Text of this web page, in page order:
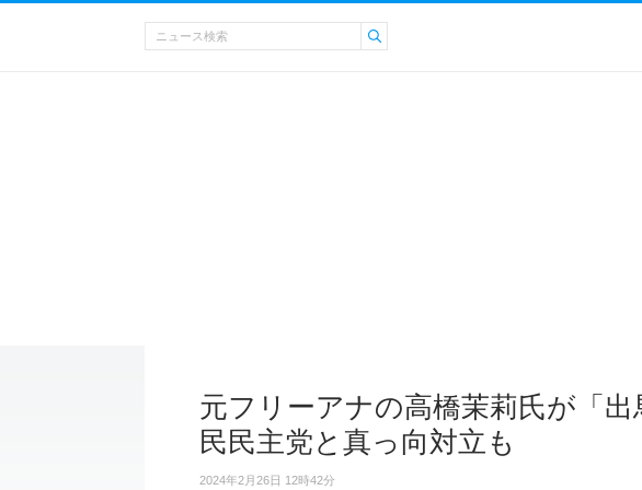
元フリーアナの高橋茉莉氏が「出
民民主党と真っ向対立も
2024年2月26日 12時42分